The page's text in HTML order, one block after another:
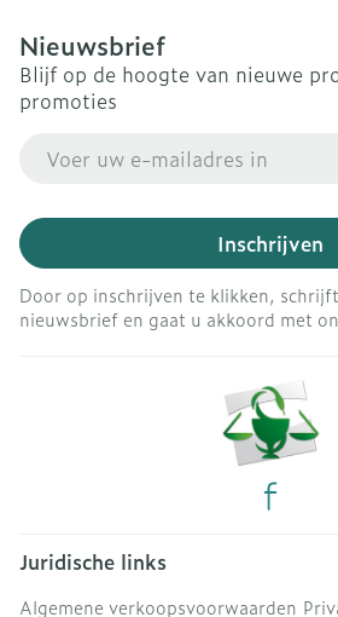
Nieuwsbrief
Blijf op de hoogte van nieuwe
promoties
Inschrijven
Door op inschrijven te klikken,
nieuwsbrief en gaat u akkoord met
Juridische links
Algemene verkoopsvoorwaarden